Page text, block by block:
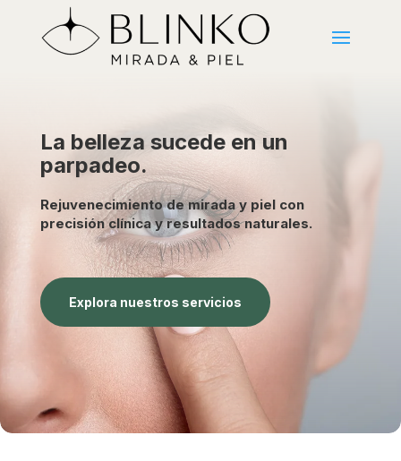
La belleza sucede en un
parpadeo.
Rejuvenecimiento de mirada y piel con
precisión clínica y resultados naturales.
Explora nuestros servicios